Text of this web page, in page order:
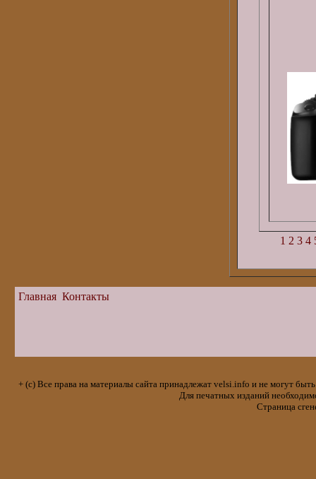
1 2 3 4
Главная Контакты
+ (с) Все права на материалы сайта принадлежат velsi.info и не могут
Для печатных изданий
Страница